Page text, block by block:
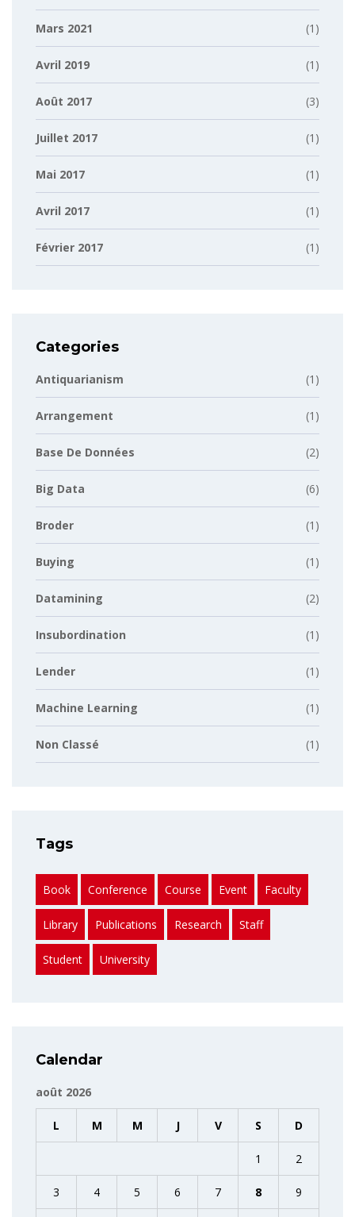
Mars 2021 (1)
Avril 2019 (1)
Août 2017 (3)
Juillet 2017 (1)
Mai 2017 (1)
Avril 2017 (1)
Février 2017 (1)
Categories
Antiquarianism (1)
Arrangement (1)
Base De Données (2)
Big Data (6)
Broder (1)
Buying (1)
Datamining (2)
Insubordination (1)
Lender (1)
Machine Learning (1)
Non Classé (1)
Tags
Book Conference Course Event Faculty
Library Publications Research Staff
Student University
Calendar
août 2026
L M M J V S D
1 2
3 4 5 6 7 8 9